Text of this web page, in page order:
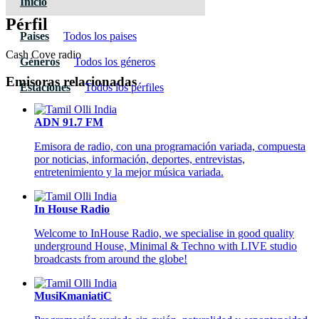
Paises Todos los paises
Géneros Todos los géneros
Estaciones Todos los pérfiles
Pérfil
Cash Cove radio
Emisoras relacionadas
ADN 91.7 FM
Emisora de radio, con una programación variada, compuesta
por noticias, información, deportes, entrevistas,
entretenimiento y la mejor música variada.
In House Radio
Welcome to InHouse Radio, we specialise in good quality
underground House, Minimal & Techno with LIVE studio
broadcasts from around the globe!
MusiKmaniatiC